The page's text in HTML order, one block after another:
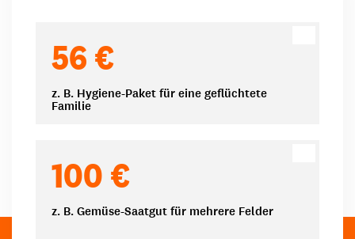
56 €
z. B. Hygiene-Paket für eine geflüchtete
Familie
100 €
z. B. Gemüse-Saatgut für mehrere Felder